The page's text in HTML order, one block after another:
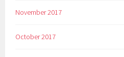
November 2017
October 2017